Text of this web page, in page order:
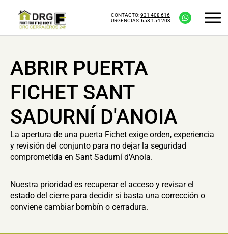
CONTACTO:931 408 616
URGENCIAS:658 154 203
ABRIR PUERTA
FICHET SANT
SADURNÍ D'ANOIA
La apertura de una puerta Fichet exige orden, experiencia
y revisión del conjunto para no dejar la seguridad
comprometida en Sant Sadurní d'Anoia.
Nuestra prioridad es recuperar el acceso y revisar el
estado del cierre para decidir si basta una corrección o
conviene cambiar bombín o cerradura.